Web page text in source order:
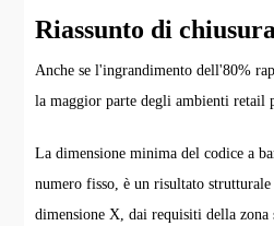
Riassunto di chiusura
Anche se l'ingrandimento dell'80%
la maggior parte degli ambienti retail
La dimensione minima del codice a
numero fisso, è un risultato
dimensione X, dai requisiti della zona